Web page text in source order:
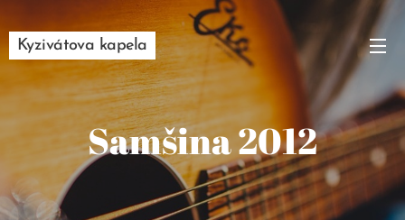
Kyzivátova kapela
Samšina 2012